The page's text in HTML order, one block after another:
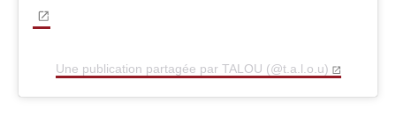
Une publication partagée par TALOU (@t.a.l.o.u)